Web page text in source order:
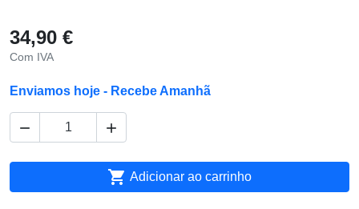
34,90 €
Com IVA
Enviamos hoje - Recebe Amanhã
 
 Adicionar ao carrinho